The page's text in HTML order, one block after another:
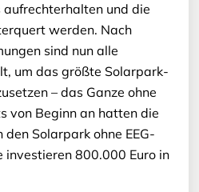
und die
werden. Nach
sind nun alle
um das größte Solarpark-
– das Ganze ohne
von Beginn an hatten die
Solarpark ohne EEG-
investieren 800.000 Euro in